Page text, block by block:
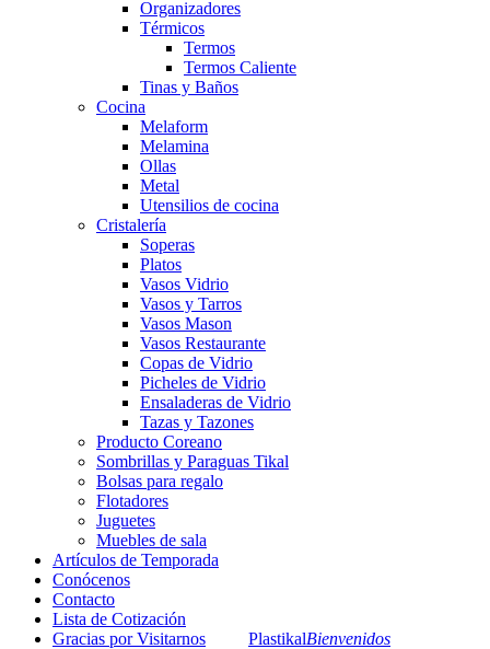
Organizadores
Térmicos
Termos
Termos Caliente
Tinas y Baños
Cocina
Melaform
Melamina
Ollas
Metal
Utensilios de cocina
Cristalería
Soperas
Platos
Vasos Vidrio
Vasos y Tarros
Vasos Mason
Vasos Restaurante
Copas de Vidrio
Picheles de Vidrio
Ensaladeras de Vidrio
Tazas y Tazones
Producto Coreano
Sombrillas y Paraguas Tikal
Bolsas para regalo
Flotadores
Juguetes
Muebles de sala
Artículos de Temporada
Conócenos
Contacto
Lista de Cotización
Gracias por Visitarnos
PlastikalBienvenidos